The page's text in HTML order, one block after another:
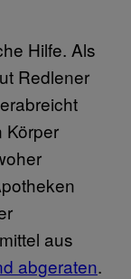
Hilfe. Als
Redlener
Körper
aus
abgeraten.